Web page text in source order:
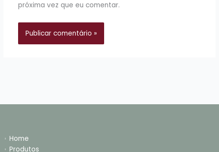
próxima vez que eu comentar.
Home
Produtos